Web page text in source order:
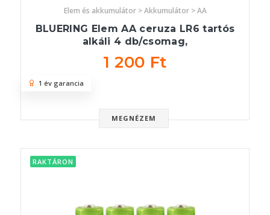
Elem és akkumulátor > Akkumulátor > AA
BLUERING Elem AA ceruza LR6 tartós
alkáli 4 db/csomag,
1 200 Ft
MEGNÉZEM
1 év garancia
RAKTÁRON